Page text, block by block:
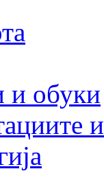
и обуки